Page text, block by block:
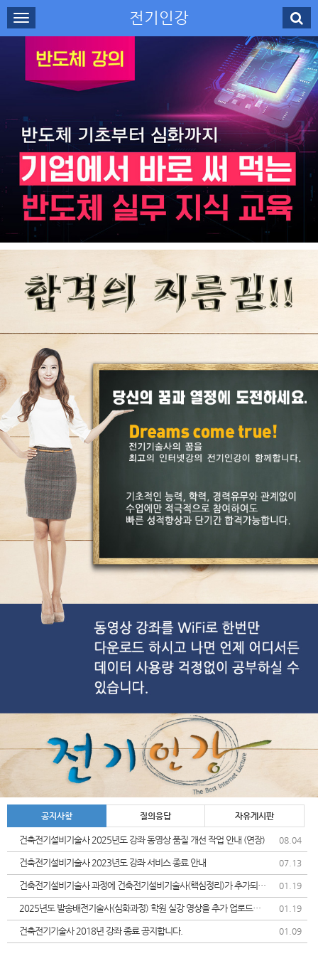
전기인강
로그인
수강신청
강사소개
고객센터
무료강의
공지사항 질의응답 자유게시판
건축전기설비기술사 2025년도 강좌 동영상 품질 개선 작업 안내 (연장) 08.04
건축전기설비기술사 2023년도 강좌 서비스 종료 안내 07.13
건축전기설비기술사 과정에 건축전기설비기술사(핵심정리)가 추가되었
습니다.
01.19
2025년도 발송배전기술사(심화과정) 학원 실강 영상을 추가 업로드및
가격인상 안내드립니다.
01.19
건축전기기술사 2018년 강좌 종료 공지합니다. 01.09